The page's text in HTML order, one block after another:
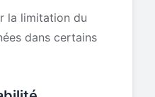
la limitation du
dans certains